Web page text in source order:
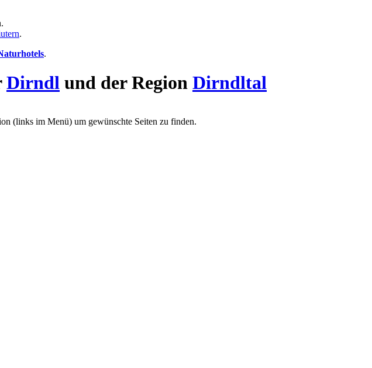
.
.
Dirndl und der Region Dirndltal
(links im Menü) um gewünschte Seiten zu finden.